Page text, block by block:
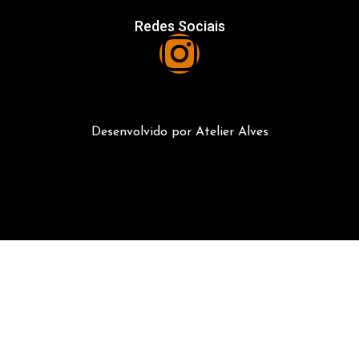
Redes Sociais
Desenvolvido por Atelier Alves